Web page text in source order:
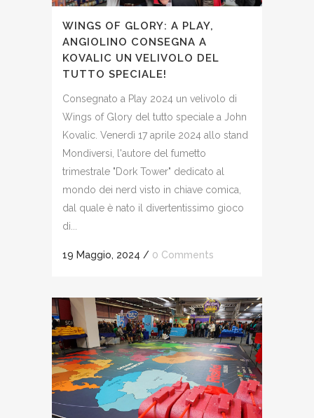
WINGS OF GLORY: A PLAY,
ANGIOLINO CONSEGNA A
KOVALIC UN VELIVOLO DEL
TUTTO SPECIALE!
Consegnato a Play 2024 un velivolo di
Wings of Glory del tutto speciale a John
Kovalic. Venerdì 17 aprile 2024 allo stand
Mondiversi, l'autore del fumetto
trimestrale "Dork Tower" dedicato al
mondo dei nerd visto in chiave comica,
dal quale è nato il divertentissimo gioco
di...
19 Maggio, 2024 / 0 Comments